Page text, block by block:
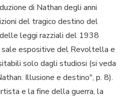
di Nathan degli anni
del tragico destino del
leggi razziali del 1938
espositive del Revoltella e
solo dagli studiosi (si veda
Illusione e destino", p. 8).
e la fine della guerra, la